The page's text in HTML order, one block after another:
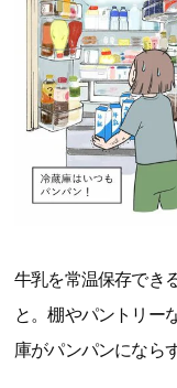
牛乳を常温保存でき
と。棚やパントリー
庫がパンパンになら